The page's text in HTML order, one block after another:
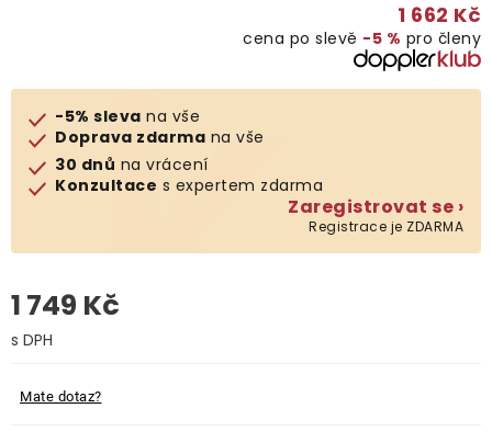
Prodávané značky
O nás
Kontakty
1 662 Kč
cena po slevě −5 % pro členy
-5% sleva na vše
Doprava zdarma na vše
30 dnů na vrácení
Konzultace s expertem zdarma
Zaregistrovat se ›
Registrace je ZDARMA
1 749 Kč
Mate dotaz?